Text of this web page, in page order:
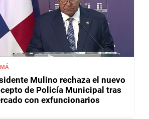
Mulino rechaza el nuevo
de Policía Municipal tras
con exfuncionarios